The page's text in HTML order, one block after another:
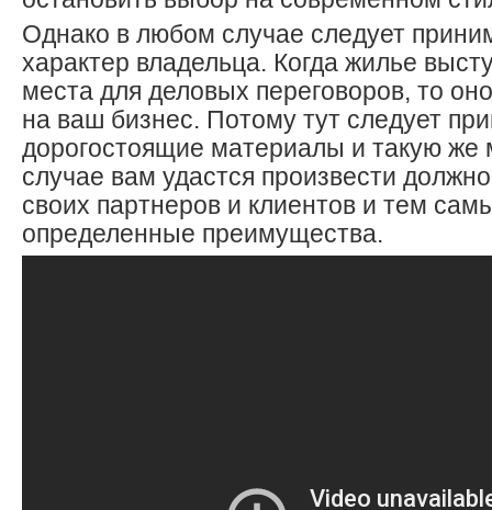
Однако в любом случае следует
характер владельца. Когда жилье
места для деловых переговоров, то
на ваш бизнес. Потому тут следует
дорогостоящие материалы и такую же
случае вам удастся произвести
своих партнеров и клиентов и тем
определенные преимущества.